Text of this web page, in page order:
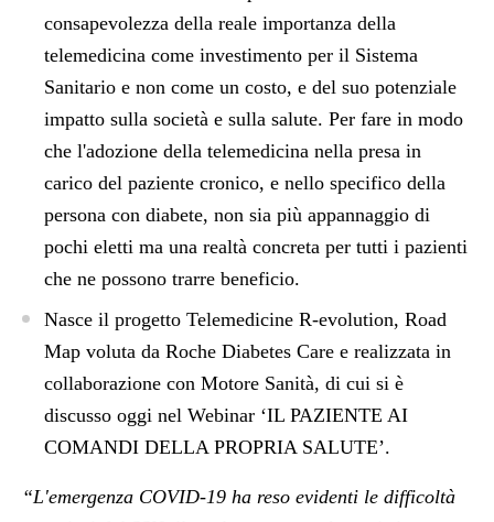
consapevolezza della reale importanza della
telemedicina come investimento per il Sistema
Sanitario e non come un costo, e del suo potenziale
impatto sulla società e sulla salute. Per fare in modo
che l'adozione della telemedicina nella presa in
carico del paziente cronico, e nello specifico della
persona con diabete, non sia più appannaggio di
pochi eletti ma una realtà concreta per tutti i pazienti
che ne possono trarre beneficio.
Nasce il progetto Telemedicine R-evolution, Road
Map voluta da Roche Diabetes Care e realizzata in
collaborazione con Motore Sanità, di cui si è
discusso oggi nel Webinar ‘IL PAZIENTE AI
COMANDI DELLA PROPRIA SALUTE’.
“L'emergenza COVID-19 ha reso evidenti le difficoltà